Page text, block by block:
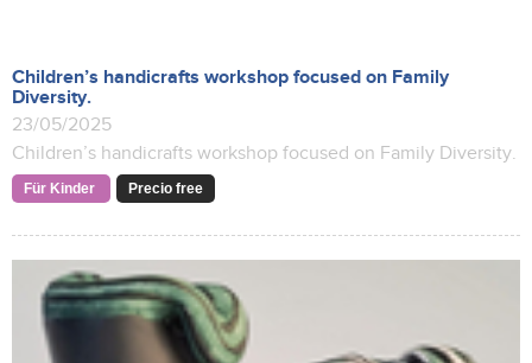
Children’s handicrafts workshop focused on Family
Diversity.
23/05/2025
Children’s handicrafts workshop focused on Family Diversity.
Für Kinder Precio free